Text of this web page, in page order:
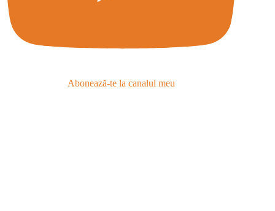
Abonează-te la canalul meu